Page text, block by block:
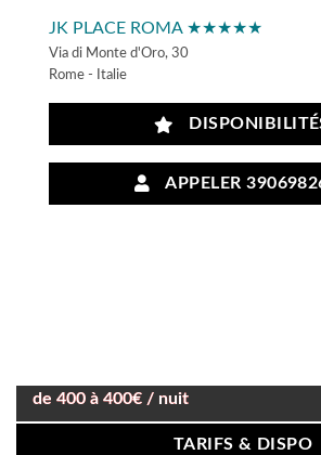
JK PLACE ROMA ★★★★★
Via di Monte d'Oro, 30
Rome - Italie
APPELER
de 400 à 400€ / nuit
TARIFS & DISPO